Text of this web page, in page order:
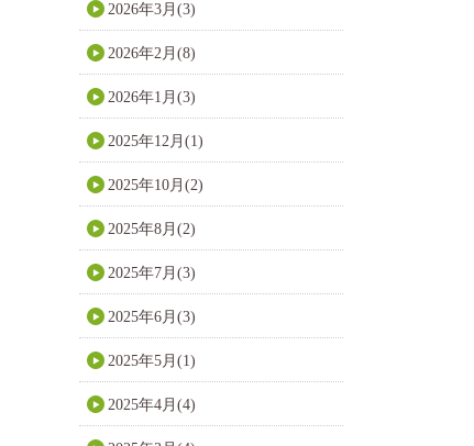
2026年3月(3)
2026年2月(8)
2026年1月(3)
2025年12月(1)
2025年10月(2)
2025年8月(2)
2025年7月(3)
2025年6月(3)
2025年5月(1)
2025年4月(4)